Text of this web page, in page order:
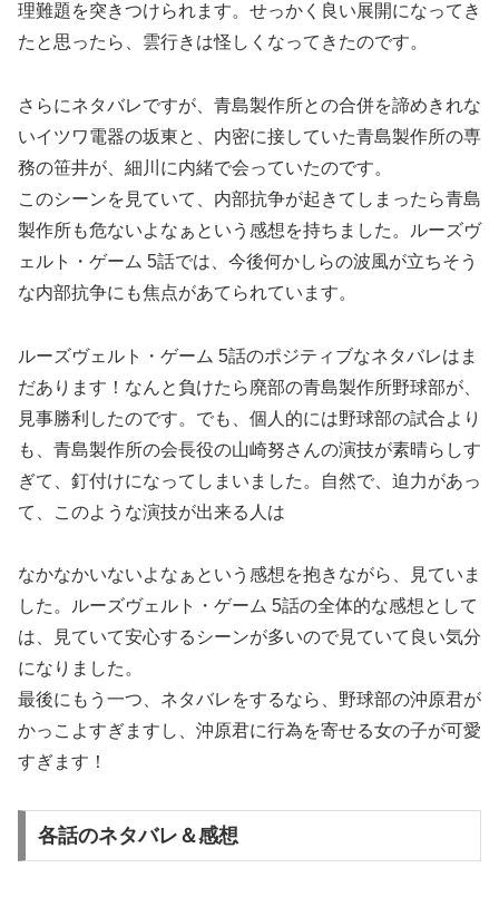
理難題を突きつけられます。せっかく良い展開になってき
たと思ったら、雲行きは怪しくなってきたのです。
さらにネタバレですが、青島製作所との合併を諦めきれな
いイツワ電器の坂東と、内密に接していた青島製作所の専
務の笹井が、細川に内緒で会っていたのです。
このシーンを見ていて、内部抗争が起きてしまったら青島
製作所も危ないよなぁという感想を持ちました。ルーズヴ
ェルト・ゲーム 5話では、今後何かしらの波風が立ちそう
な内部抗争にも焦点があてられています。
ルーズヴェルト・ゲーム 5話のポジティブなネタバレはま
だあります！なんと負けたら廃部の青島製作所野球部が、
見事勝利したのです。でも、個人的には野球部の試合より
も、青島製作所の会長役の山崎努さんの演技が素晴らしす
ぎて、釘付けになってしまいました。自然で、迫力があっ
て、このような演技が出来る人は
なかなかいないよなぁという感想を抱きながら、見ていま
した。ルーズヴェルト・ゲーム 5話の全体的な感想として
は、見ていて安心するシーンが多いので見ていて良い気分
になりました。
最後にもう一つ、ネタバレをするなら、野球部の沖原君が
かっこよすぎますし、沖原君に行為を寄せる女の子が可愛
すぎます！
各話のネタバレ＆感想